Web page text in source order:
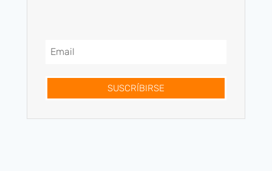
SUSCRÍBIRSE